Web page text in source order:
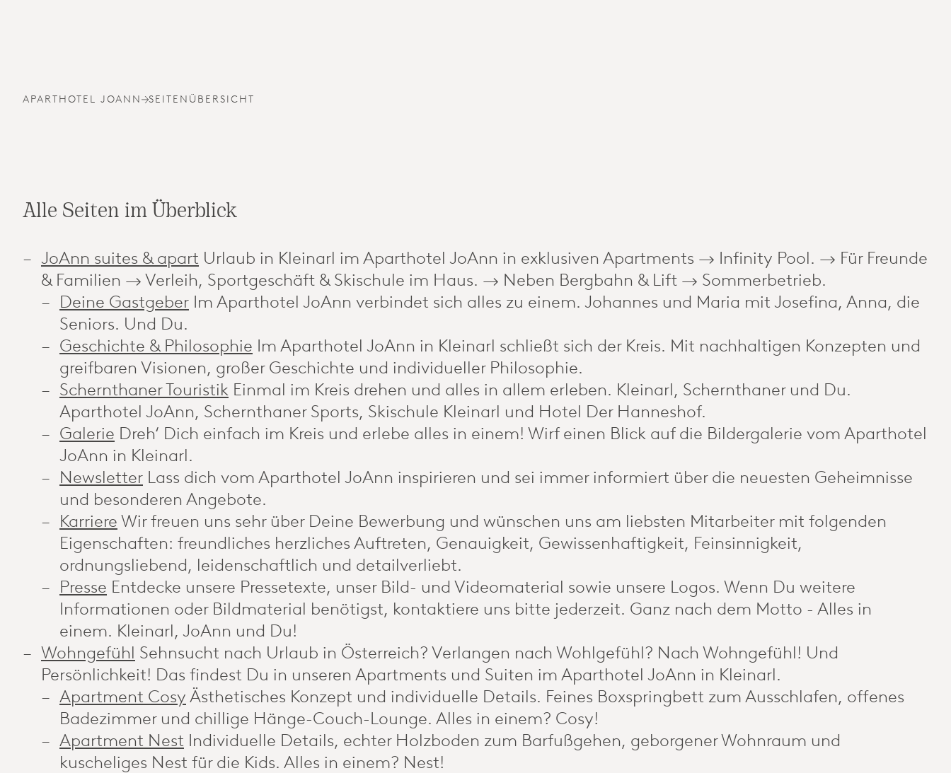
APARTHOTEL JOANN SEITENÜBERSICHT
Alle Seiten im Überblick
JoAnn suites & apart Urlaub in Kleinarl im Aparthotel JoAnn in exklusiven Apartments → Infinity Pool. → Für Freunde
& Familien → Verleih, Sportgeschäft & Skischule im Haus. → Neben Bergbahn & Lift → Sommerbetrieb.
Deine Gastgeber Im Aparthotel JoAnn verbindet sich alles zu einem. Johannes und Maria mit Josefina, Anna, die
Seniors. Und Du.
Geschichte & Philosophie Im Aparthotel JoAnn in Kleinarl schließt sich der Kreis. Mit nachhaltigen Konzepten und
greifbaren Visionen, großer Geschichte und individueller Philosophie.
Schernthaner Touristik Einmal im Kreis drehen und alles in allem erleben. Kleinarl, Schernthaner und Du.
Aparthotel JoAnn, Schernthaner Sports, Skischule Kleinarl und Hotel Der Hanneshof.
Galerie Dreh‘ Dich einfach im Kreis und erlebe alles in einem! Wirf einen Blick auf die Bildergalerie vom Aparthotel
JoAnn in Kleinarl.
Newsletter Lass dich vom Aparthotel JoAnn inspirieren und sei immer informiert über die neuesten Geheimnisse
und besonderen Angebote.
Karriere Wir freuen uns sehr über Deine Bewerbung und wünschen uns am liebsten Mitarbeiter mit folgenden
Eigenschaften: freundliches herzliches Auftreten, Genauigkeit, Gewissenhaftigkeit, Feinsinnigkeit,
ordnungsliebend, leidenschaftlich und detailverliebt.
Presse Entdecke unsere Pressetexte, unser Bild- und Videomaterial sowie unsere Logos. Wenn Du weitere
Informationen oder Bildmaterial benötigst, kontaktiere uns bitte jederzeit. Ganz nach dem Motto - Alles in
einem. Kleinarl, JoAnn und Du!
Wohngefühl Sehnsucht nach Urlaub in Österreich? Verlangen nach Wohlgefühl? Nach Wohngefühl! Und
Persönlichkeit! Das findest Du in unseren Apartments und Suiten im Aparthotel JoAnn in Kleinarl.
Apartment Cosy Ästhetisches Konzept und individuelle Details. Feines Boxspringbett zum Ausschlafen, offenes
Badezimmer und chillige Hänge-Couch-Lounge. Alles in einem? Cosy!
Apartment Nest Individuelle Details, echter Holzboden zum Barfußgehen, geborgener Wohnraum und
kuscheliges Nest für die Kids. Alles in einem? Nest!